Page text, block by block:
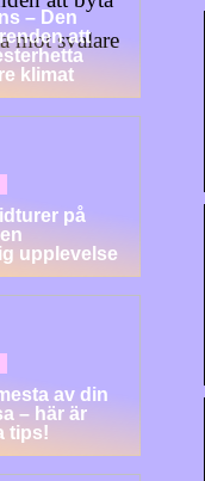
– Den
att
klimat
på
upplevelse
av din
– här är
tips!